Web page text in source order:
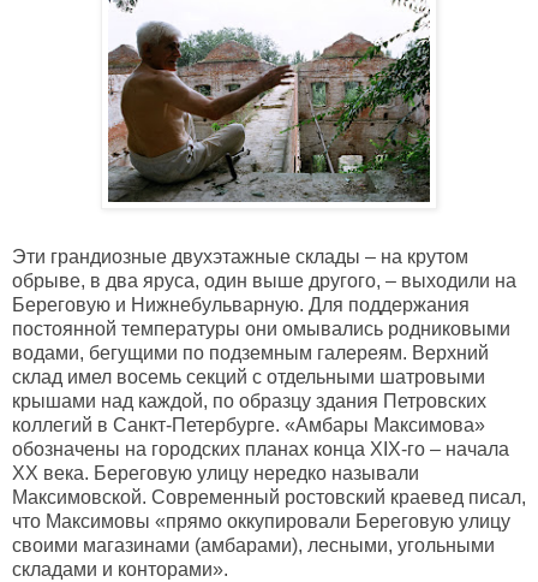
Эти грандиозные двухэтажные склады – на крутом
обрыве, в два яруса, один выше другого, – выходили на
Береговую и Нижнебульварную. Для поддержания
постоянной температуры они омывались родниковыми
водами, бегущими по подземным галереям. Верхний
склад имел восемь секций с отдельными шатровыми
крышами над каждой, по образцу здания Петровских
коллегий в Санкт-Петербурге. «Амбары Максимова»
обозначены на городских планах конца XIX-го – начала
XX века. Береговую улицу нередко называли
Максимовской. Современный ростовский краевед писал,
что Максимовы «прямо оккупировали Береговую улицу
своими магазинами (амбарами), лесными, угольными
складами и конторами».